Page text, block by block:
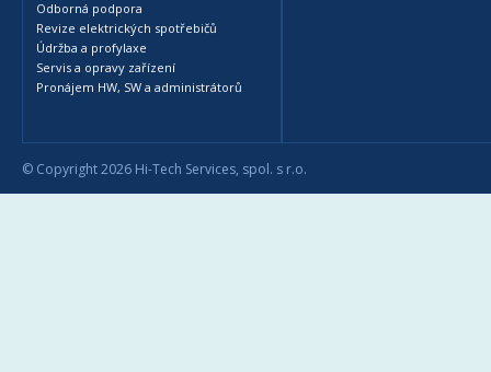
Odborná podpora
Revize elektrických spotřebičů
Údržba a profylaxe
Servis a opravy zařízení
Pronájem HW, SW a administrátorů
© Copyright 2026 Hi-Tech Services, spol. s r.o.